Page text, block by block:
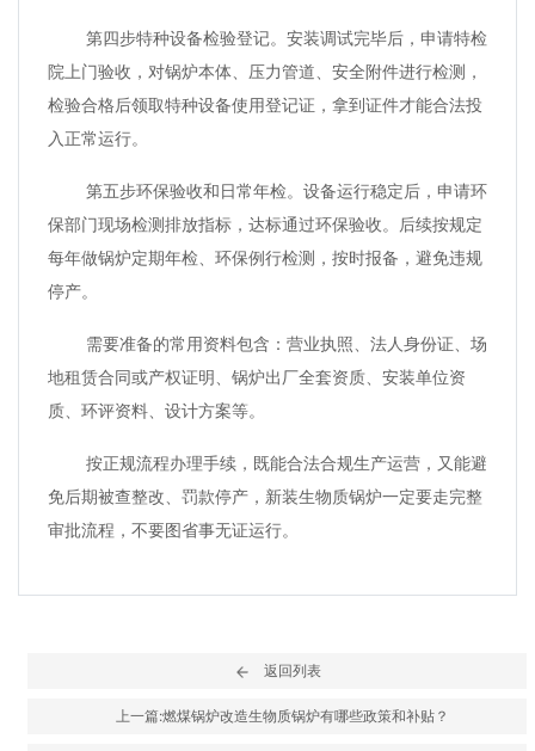
第四步特种设备检验登记。安装调试完毕后，申请特检
院上门验收，对锅炉本体、压力管道、安全附件进行检测，
检验合格后领取特种设备使用登记证，拿到证件才能合法投
入正常运行。
第五步环保验收和日常年检。设备运行稳定后，申请环
保部门现场检测排放指标，达标通过环保验收。后续按规定
每年做锅炉定期年检、环保例行检测，按时报备，避免违规
停产。
需要准备的常用资料包含：营业执照、法人身份证、场
地租赁合同或产权证明、锅炉出厂全套资质、安装单位资
质、环评资料、设计方案等。
按正规流程办理手续，既能合法合规生产运营，又能避
免后期被查整改、罚款停产，新装生物质锅炉一定要走完整
审批流程，不要图省事无证运行。
返回列表
上一篇:燃煤锅炉改造生物质锅炉有哪些政策和补贴？